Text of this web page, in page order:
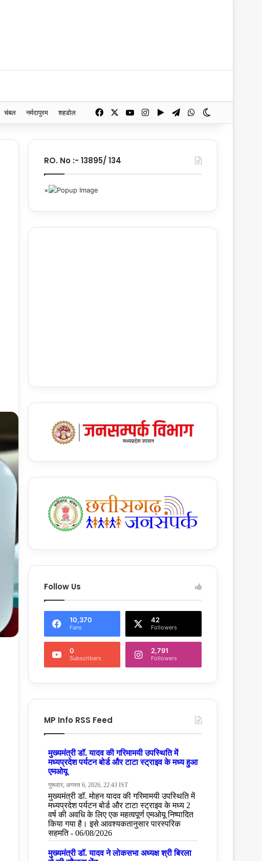
चंबल नर्मदापुरम शहडोल Facebook YouTubeInstagram
Google Play
TelegramWhatsApp
RO. No :- 13895/ 134
Follow Us
10,370
Fans
42
Followers
0
Subscribers
2,791
Followers
MP Info RSS Feed